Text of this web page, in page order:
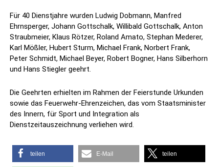
Für 40 Dienstjahre wurden Ludwig Dobmann, Manfred
Ehrnsperger, Johann Gottschalk, Willibald Gottschalk, Anton
Straubmeier, Klaus Rötzer, Roland Amato, Stephan Mederer,
Karl Mößler, Hubert Sturm, Michael Frank, Norbert Frank,
Peter Schmidt, Michael Beyer, Robert Bogner, Hans Silberhorn
und Hans Stiegler geehrt.
Die Geehrten erhielten im Rahmen der Feierstunde Urkunden
sowie das Feuerwehr‑Ehrenzeichen, das vom Staatsminister
des Innern, für Sport und Integration als
Dienstzeitauszeichnung verliehen wird.
teilen E-Mail teilen